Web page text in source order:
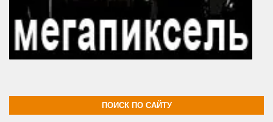
ПОИСК ПО САЙТУ